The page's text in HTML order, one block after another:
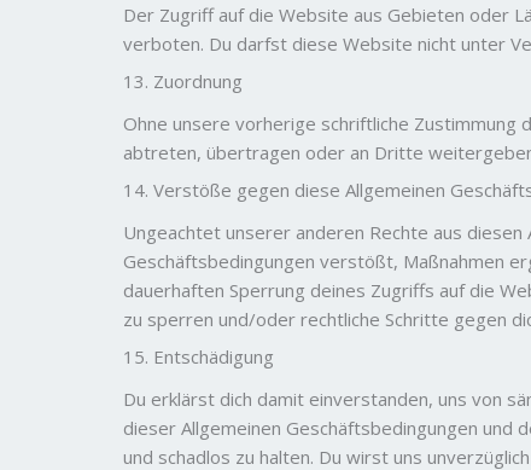
Der Zugriff auf die Website aus Gebieten oder
verboten. Du darfst diese Website nicht unter
13. Zuordnung
Ohne unsere vorherige schriftliche
abtreten, übertragen oder an Dritte
14. Verstöße gegen diese Allgemeinen
Ungeachtet unserer anderen Rechte aus
Geschäftsbedingungen verstößt, Maßnahmen
dauerhaften Sperrung deines Zugriffs auf die
zu sperren und/oder rechtliche Schritte gegen
15. Entschädigung
Du erklärst dich damit einverstanden, uns von
dieser Allgemeinen Geschäftsbedingungen
und schadlos zu halten. Du wirst uns